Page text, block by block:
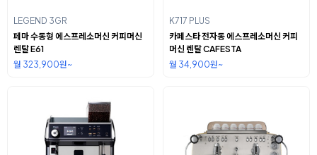
LEGEND 3GR
페마 수동형 에스프레소머신 커피머신
렌탈 E61
월 323,900원~
K717 PLUS
카페스타 전자동 에스프레소머신 커피
머신 렌탈 CAFESTA
월 34,900원~